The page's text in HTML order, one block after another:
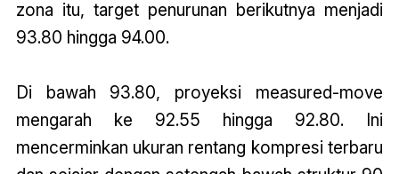
zona itu, target penurunan berikutnya menjadi
93.80 hingga 94.00.
Di bawah 93.80, proyeksi measured-move
mengarah ke 92.55 hingga 92.80. Ini
mencerminkan ukuran rentang kompresi terbaru